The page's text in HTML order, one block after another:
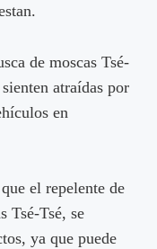
de moscas Tsé-
atraídas por
en
el repelente de
Tsé-Tsé, se
ya que puede